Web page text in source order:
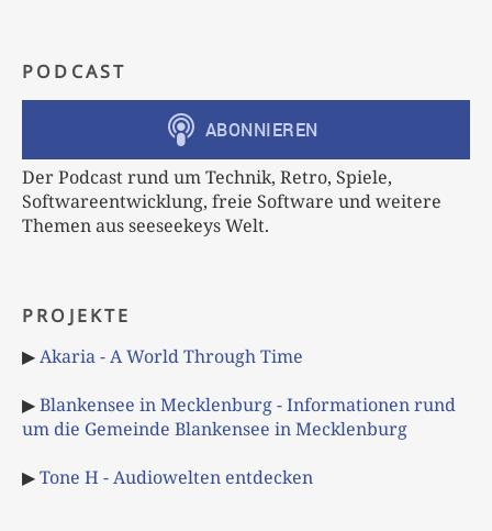
PODCAST
Der Podcast rund um Technik, Retro, Spiele,
Softwareentwicklung, freie Software und weitere
Themen aus seeseekeys Welt.
PROJEKTE
▶Akaria - A World Through Time
▶Blankensee in Mecklenburg - Informationen rund
um die Gemeinde Blankensee in Mecklenburg
▶Tone H - Audiowelten entdecken